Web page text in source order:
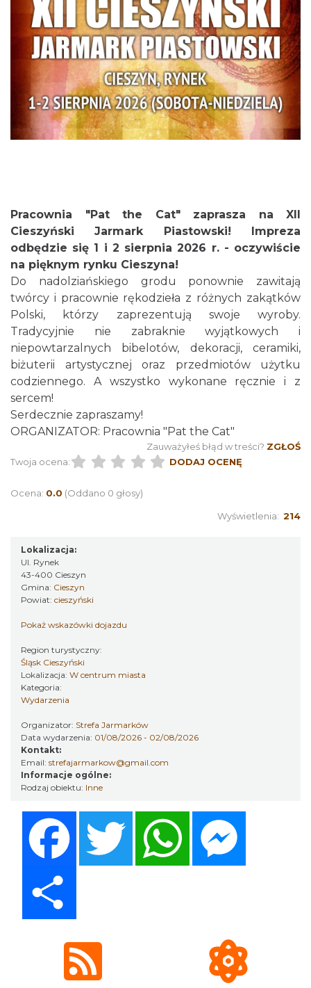
Cieszyn
2026-08-28
0.00 km
Cieszyn
0.05 km
Cieszyn
0.05 km
Cieszyn
0.05 km
Cieszyn
0.05 km
Wystawa: Z ONDRASZKIEM PRZEZ DEKADY
60-lecie Turystycznego Klubu Kolarskiego
0.06 km
Pracownia "Pat the Cat" zaprasza na XII
Cieszyński Jarmark Piastowski! Impreza
odbędzie się 1 i 2 sierpnia 2026 r. - oczywiście
na pięknym rynku Cieszyna!
Do nadolziańskiego grodu ponownie zawitają
twórcy i pracownie rękodzieła z różnych zakątków
Polski, którzy zaprezentują swoje wyroby.
Tradycyjnie nie zabraknie wyjątkowych i
niepowtarzalnych bibelotów, dekoracji, ceramiki,
biżuterii artystycznej oraz przedmiotów użytku
codziennego. A wszystko wykonane ręcznie i z
sercem!
Serdecznie zapraszamy!
ORGANIZATOR: Pracownia "Pat the Cat"
Zauważyłeś błąd w treści? ZGŁOŚ
Twoja ocena:
DODAJ OCENĘ
Ocena: 0.0 (Oddano 0 głosy)
Wyświetlenia: 214
Lokalizacja:
Ul. Rynek
43-400 Cieszyn
Gmina: Cieszyn
Powiat: cieszyński
Pokaż wskazówki dojazdu
Region turystyczny:
Śląsk Cieszyński
Lokalizacja: W centrum miasta
Kategoria:
Wydarzenia
Organizator: Strefa Jarmarków
Data wydarzenia: 01/08/2026 - 02/08/2026
Kontakt:
Email: strefajarmarkow@gmail.com
Informacje ogólne:
Rodzaj obiektu: Inne
Twitter WhatsApp